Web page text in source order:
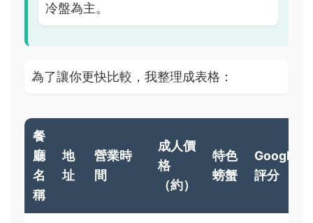
冷盤為主。
為了讓你更快比較，我整理成表格：
餐
廳
名
稱
地
址
營業時
間
成人價
格
（約）
特色
螃蟹
Google
評分